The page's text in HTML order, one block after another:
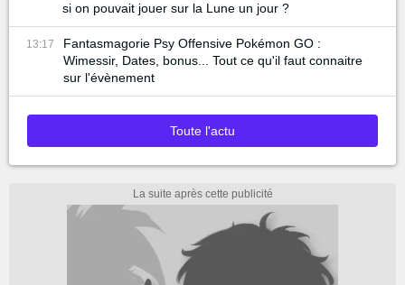
si on pouvait jouer sur la Lune un jour ?
13:17
Fantasmagorie Psy Offensive Pokémon GO :
Wimessir, Dates, bonus... Tout ce qu'il faut connaitre
sur l'évènement
Toute l'actu